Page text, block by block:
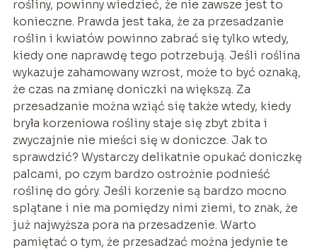
rośliny, powinny wiedzieć, że nie zawsze jest to
konieczne. Prawda jest taka, że za przesadzanie
roślin i kwiatów powinno zabrać się tylko wtedy,
kiedy one naprawdę tego potrzebują. Jeśli roślina
wykazuje zahamowany wzrost, może to być oznaką,
że czas na zmianę doniczki na większą. Za
przesadzanie można wziąć się także wtedy, kiedy
bryła korzeniowa rośliny staje się zbyt zbita i
zwyczajnie nie mieści się w doniczce. Jak to
sprawdzić? Wystarczy delikatnie opukać doniczkę
palcami, po czym bardzo ostrożnie podnieść
roślinę do góry. Jeśli korzenie są bardzo mocno
splątane i nie ma pomiędzy nimi ziemi, to znak, że
już najwyższa pora na przesadzenie. Warto
pamiętać o tym, że przesadzać można jedynie te